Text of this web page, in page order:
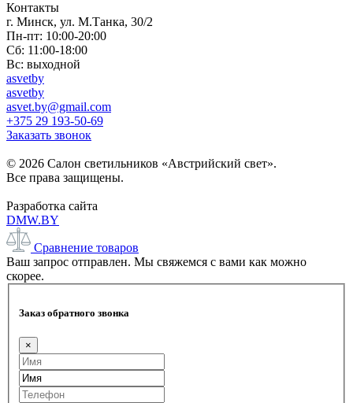
Контакты
г. Минск, ул. М.Танка, 30/2
Пн-пт: 10:00-20:00
Сб: 11:00-18:00
Вс: выходной
asvetby
asvetby
asvet.by@gmail.com
+375 29 193-50-69
Заказать звонок
© 2026 Салон светильников «Австрийский свет».
Все права защищены.
Разработка сайта
DMW.BY
Сравнение товаров
Ваш запрос отправлен. Мы свяжемся с вами как можно
скорее.
Заказ обратного звонка
×